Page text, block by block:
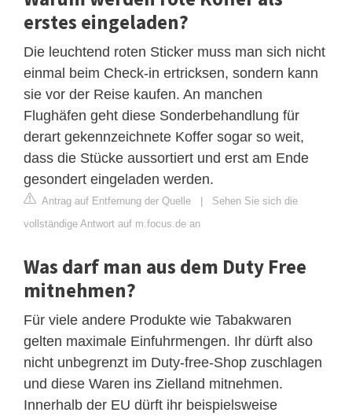
erstes eingeladen?
Die leuchtend roten Sticker muss man sich nicht
einmal beim Check-in ertricksen, sondern kann
sie vor der Reise kaufen. An manchen
Flughäfen geht diese Sonderbehandlung für
derart gekennzeichnete Koffer sogar so weit,
dass die Stücke aussortiert und erst am Ende
gesondert eingeladen werden.
Antrag auf Entfernung der Quelle | Sehen Sie sich die
vollständige Antwort auf m.focus.de an
Was darf man aus dem Duty Free
mitnehmen?
Für viele andere Produkte wie Tabakwaren
gelten maximale Einfuhrmengen. Ihr dürft also
nicht unbegrenzt im Duty-free-Shop zuschlagen
und diese Waren ins Zielland mitnehmen.
Innerhalb der EU dürft ihr beispielsweise